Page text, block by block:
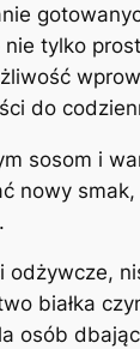
tylko
do
sosom i
nowy
odżywcze,
białka
osób